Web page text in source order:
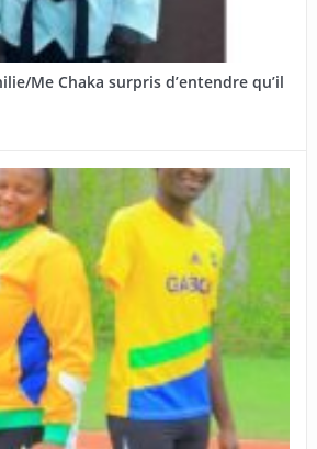
Me Chaka surpris d’entendre qu’il